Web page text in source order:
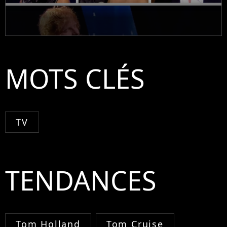
MOTS CLÉS
TV
TENDANCES
Tom Holland Tom Cruise